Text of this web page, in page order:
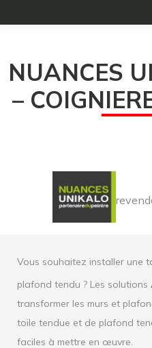
NUANCES
–
Vous souhaitez installer une
plafond tendu ? Les solutions
transformer les murs et
toile tendue et de plafond
faciles à mettre en œuvre.